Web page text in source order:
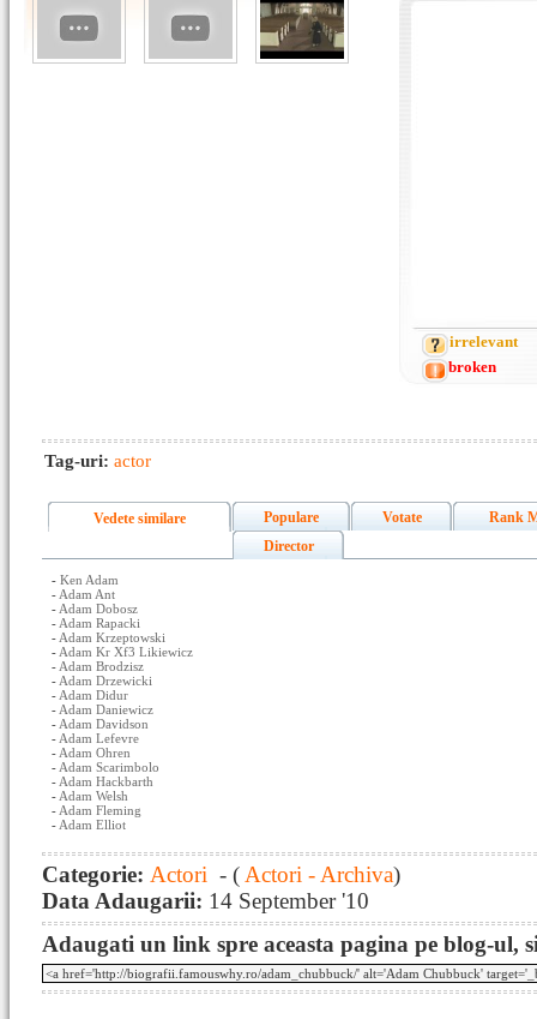
irrelevant
broken
Tag-uri: actor
Vedete similare Populare Votate
Rank
Director
- Ken Adam
- Adam Ant
- Adam Dobosz
- Adam Rapacki
- Adam Krzeptowski
- Adam Kr Xf3 Likiewicz
- Adam Brodzisz
- Adam Drzewicki
- Adam Didur
- Adam Daniewicz
- Adam Davidson
- Adam Lefevre
- Adam Ohren
- Adam Scarimbolo
- Adam Hackbarth
- Adam Welsh
- Adam Fleming
- Adam Elliot
Categorie: Actori - ( Actori - Archiva)
Data Adaugarii: 14 September '10
Adaugati un link spre aceasta pagina pe blog-ul,